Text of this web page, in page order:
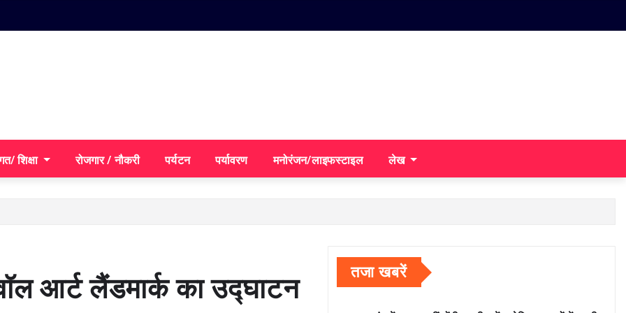
शिक्षा रोजगार / नौकरी पर्यटन पर्यावरण मनोरंजन/लाइफस्टाइल लेख
आर्ट लैंडमार्क का उद्घाटन तजा खबरें